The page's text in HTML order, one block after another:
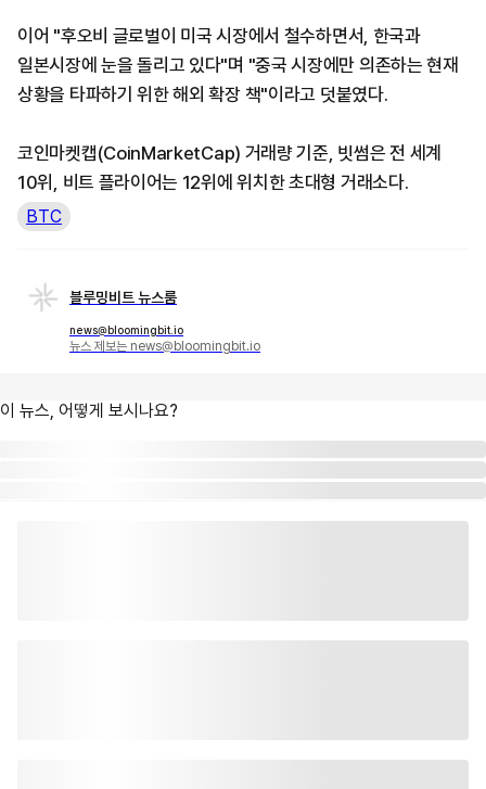
이어 "후오비 글로벌이 미국 시장에서 철수하면서, 한국과
일본시장에 눈을 돌리고 있다"며 "중국 시장에만 의존하는 현재
상황을 타파하기 위한 해외 확장 책"이라고 덧붙였다.
코인마켓캡(CoinMarketCap) 거래량 기준, 빗썸은 전 세계
10위, 비트 플라이어는 12위에 위치한 초대형 거래소다.
BTC
블루밍비트 뉴스룸
news@bloomingbit.io
뉴스 제보는 news@bloomingbit.io
이 뉴스, 어떻게 보시나요?